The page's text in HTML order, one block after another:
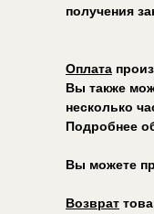
получения
Оплата
Вы также
несколько
Подробнее
Вы можете
Возврат